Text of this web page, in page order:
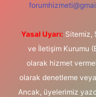
Yasal Uyarı: Sitemiz,
ve İletişim Kurumu
olarak hizmet
olarak denetleme
Ancak, üyelerimiz